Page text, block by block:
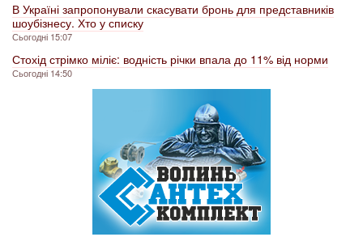
В Україні запропонували скасувати бронь для представників
шоубізнесу. Хто у списку
Сьогодні 15:07
Стохід стрімко міліє: водність річки впала до 11% від норми
Сьогодні 14:50